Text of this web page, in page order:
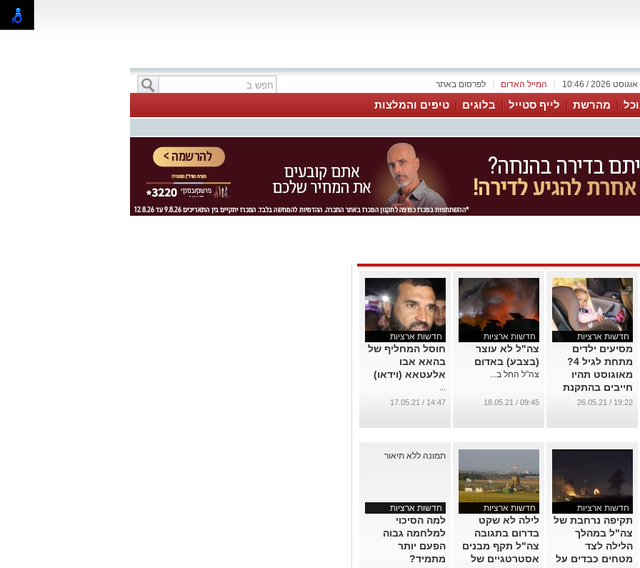
לפרסום באתר המייל האדום
מהרשת לייף סטייל בלוגים טיפים והמלצות
חדשות ארציות
מסיעים ילדים
מתחת לגיל 4?
מאוגוסט תהיו
חייבים בהתקנת
מערכת למניעת
ברכב
19:22 / 26.05.21
חדשות ארציות
צה"ל לא עוצר
(בצבע) באדום
צה"ל החל ב...
09:45 / 18.05.21
חדשות ארציות
חוסל המחליף של
בהאא אבו
אלעטאא (וידאו)
...
14:47 / 17.05.21
חדשות ארציות
תקיפה נרחבת של
צה"ל במהלך
הלילה לצד
מטחים כבדים על
חדשות ארציות
לילה לא שקט
בדרום בתגובה
צה"ל תקף מבנים
אסטרטגיים של
חדשות ארציות
למה הסיכוי
למלחמה גבוה
הפעם יותר
מתמיד?